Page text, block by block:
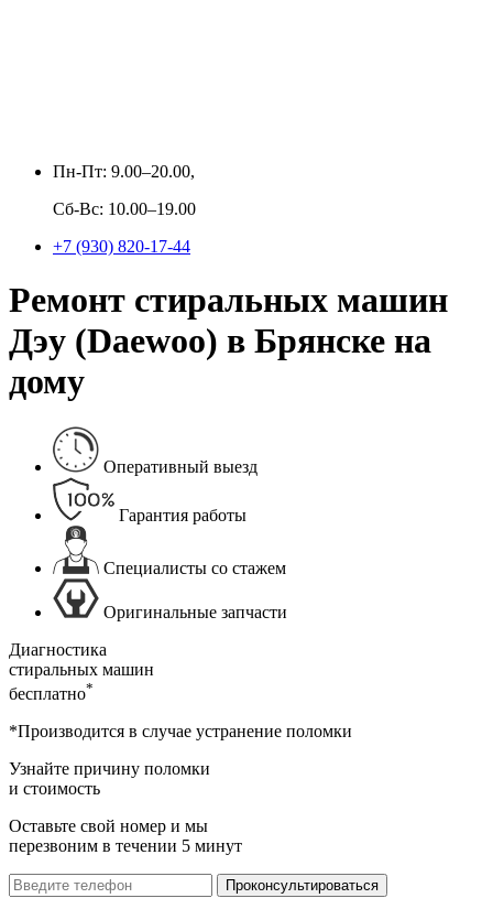
Пн-Пт: 9.00–20.00,
Сб-Вс: 10.00–19.00
+7 (930) 820-17-44
Ремонт стиральных машин
Дэу (Daewoo) в Брянске на
дому
Оперативный выезд
Гарантия работы
Специалисты со стажем
Оригинальные запчасти
Диагностика
стиральных машин
бесплатно*
*Производится в случае устранение поломки
Узнайте причину поломки
и стоимость
Оставьте свой номер и мы
перезвоним в течении 5 минут
Проконсультироваться